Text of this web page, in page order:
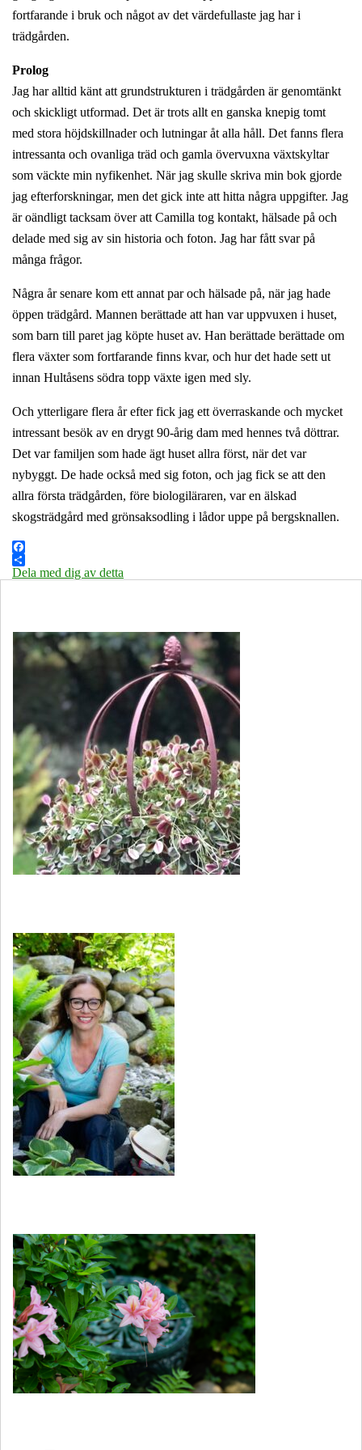
fortfarande i bruk och något av det värdefullaste jag har i
trädgården.
Prolog
Jag har alltid känt att grundstrukturen i trädgården är genomtänkt
och skickligt utformad. Det är trots allt en ganska knepig tomt
med stora höjdskillnader och lutningar åt alla håll. Det fanns flera
intressanta och ovanliga träd och gamla övervuxna växtskyltar
som väckte min nyfikenhet. När jag skulle skriva min bok gjorde
jag efterforskningar, men det gick inte att hitta några uppgifter. Jag
är oändligt tacksam över att Camilla tog kontakt, hälsade på och
delade med sig av sin historia och foton. Jag har fått svar på
många frågor.
Några år senare kom ett annat par och hälsade på, när jag hade
öppen trädgård. Mannen berättade att han var uppvuxen i huset,
som barn till paret jag köpte huset av. Han berättade berättade om
flera växter som fortfarande finns kvar, och hur det hade sett ut
innan Hultåsens södra topp växte igen med sly.
Och ytterligare flera år efter fick jag ett överraskande och mycket
intressant besök av en drygt 90-årig dam med hennes två döttrar.
Det var familjen som hade ägt huset allra först, när det var
nybyggt. De hade också med sig foton, och jag fick se att den
allra första trädgården, före biologiläraren, var en älskad
skogsträdgård med grönsaksodling i lådor uppe på bergsknallen.
Facebook
Dela med dig av detta